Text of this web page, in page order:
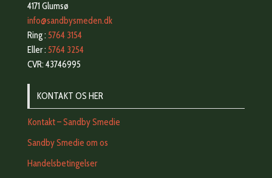
4171 Glumsø
info@sandbysmeden.dk
Ring : 5764 3154
Eller : 5764 3254
CVR: 43746995
KONTAKT OS HER
Kontakt – Sandby Smedie
Sandby Smedie om os
Handelsbetingelser